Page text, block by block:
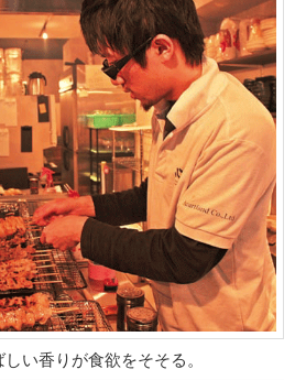
い香りが食欲をそそる。